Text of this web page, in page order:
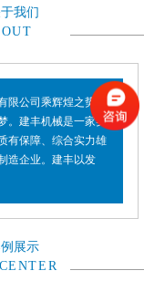
我们
限公司乘辉煌之势，
。建丰机械是一家实
有保障、综合实力雄
造企业。建丰以发
展示